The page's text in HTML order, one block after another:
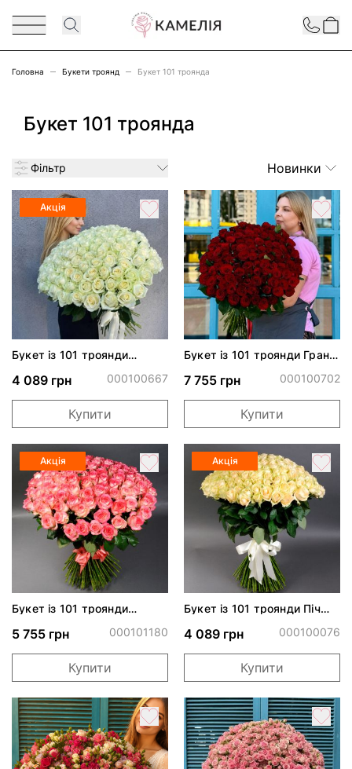
Contact
Головна Букети троянд Букет 101 троянда
Букет 101 троянда
Фільтр Новинки
Акція
Букет із 101 троянди
4 089 грн 000100667
Купити
Букет із 101 троянди Гран
7 755 грн 000100702
Купити
Акція
Букет із 101 троянди
5 755 грн 000101180
Купити
Акція
Букет із 101 троянди Піч
4 089 грн 000100076
Купити